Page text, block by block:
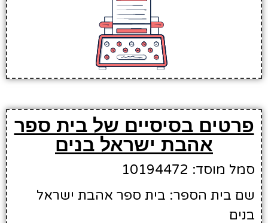
פרטים בסיסיים של בית ספר
אהבת ישראל בנים
סמל מוסד: 10194472
שם בית הספר: בית ספר אהבת ישראל
בנים